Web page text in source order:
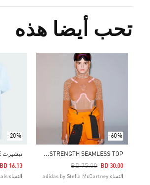
تحب أيضا هذه
-60%
A
DIDAS BY STELLA MCCARTNEY TRUESTRENGTH SEAMLESS TOP
Price Reduced From
BD 75.00
To BD 30.00
النساء adidas by Stella McCartney
-20%
تيشيرت GRAPHIC LOOSE
BD 16.13
النساء Originals